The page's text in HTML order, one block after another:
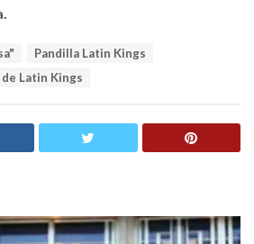
Pandilla Latin Kings
Latin Kings